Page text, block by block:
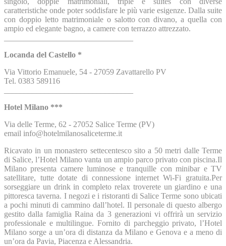
caratteristiche onde poter soddisfare le più varie esigenze. Dalla suite
con doppio letto matrimoniale o salotto con divano, a quella con
ampio ed elegante bagno, a camere con terrazzo attrezzato.
Locanda del Castello *
Via Vittorio Emanuele, 54 - 27059 Zavattarello PV
Tel. 0383 589116
Hotel Milano ***
Via delle Terme, 62 - 27052 Salice Terme (PV)
email info@hotelmilanosaliceterme.it
Ricavato in un monastero settecentesco sito a 50 metri dalle Terme
di Salice, l’Hotel Milano vanta un ampio parco privato con piscina.Il
Milano presenta camere luminose e tranquille con minibar e TV
satellitare, tutte dotate di connessione internet Wi-Fi gratuita.Per
sorseggiare un drink in completo relax troverete un giardino e una
pittoresca taverna. I negozi e i ristoranti di Salice Terme sono ubicati
a pochi minuti di cammino dall’hotel. Il personale di questo albergo
gestito dalla famiglia Raina da 3 generazioni vi offrirà un servizio
professionale e multilingue. Fornito di parcheggio privato, l’Hotel
Milano sorge a un’ora di distanza da Milano e Genova e a meno di
un’ora da Pavia, Piacenza e Alessandria.